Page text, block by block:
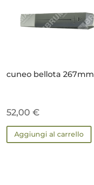
cuneo bellota 267mm
52,00€
Aggiungi al carrello